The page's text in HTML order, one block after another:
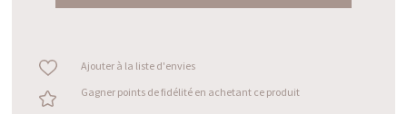
Ajouter à la liste d'envies
Gagner points de fidélité en achetant ce produit